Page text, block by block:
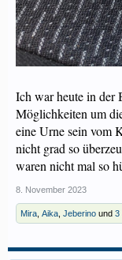
Ich war heute in der
Möglichkeiten um
eine Urne sein vom
nicht grad so
waren nicht mal so
8. November 2023
Mira Aika Jeberino und 3